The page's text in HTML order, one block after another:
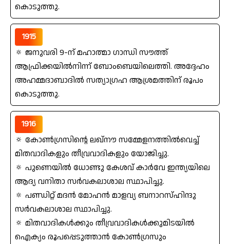
കൊടുത്തു.
1915
🔅 ജനുവരി 9-ന്‌ മഹാത്മാ ഗാന്ധി സൗത്ത്‌
ആഫ്രിക്കയില്‍നിന്ന്‌ ബോംബെയിലെത്തി. അദ്ദേഹം
അഹമ്മദാബാദില്‍ സത്യാഗ്രഹ ആശ്രമത്തിന്‌ രൂപം
കൊടുത്തു.
1916
🔅 കോണ്‍ഗ്രസിന്റെ ലഖ്നൗ സമ്മേളനത്തില്‍വെച്ച്‌
മിതവാദികളും തീവ്രവാദികളും യോജിച്ചു.
🔅 പുണെയില്‍ ധോണ്ടു കേശവ്‌ കാര്‍വേ ഇന്ത്യയിലെ
ആദ്യ വനിതാ സര്‍വകലാശാല സ്ഥാപിച്ചു.
🔅 പണ്ഡിറ്റ്‌ മദന്‍ മോഹന്‍ മാളവ്യ ബനാറസ്‌ഹിന്ദു
സര്‍വകലാശാല സ്ഥാപിച്ചു.
🔅 മിതവാദികൾക്കും തീവ്രവാദികൾക്കുമിടയില്‍
ഐക്യം രൂപപ്പെടുത്താന്‍ കോണ്‍ഗ്രസും